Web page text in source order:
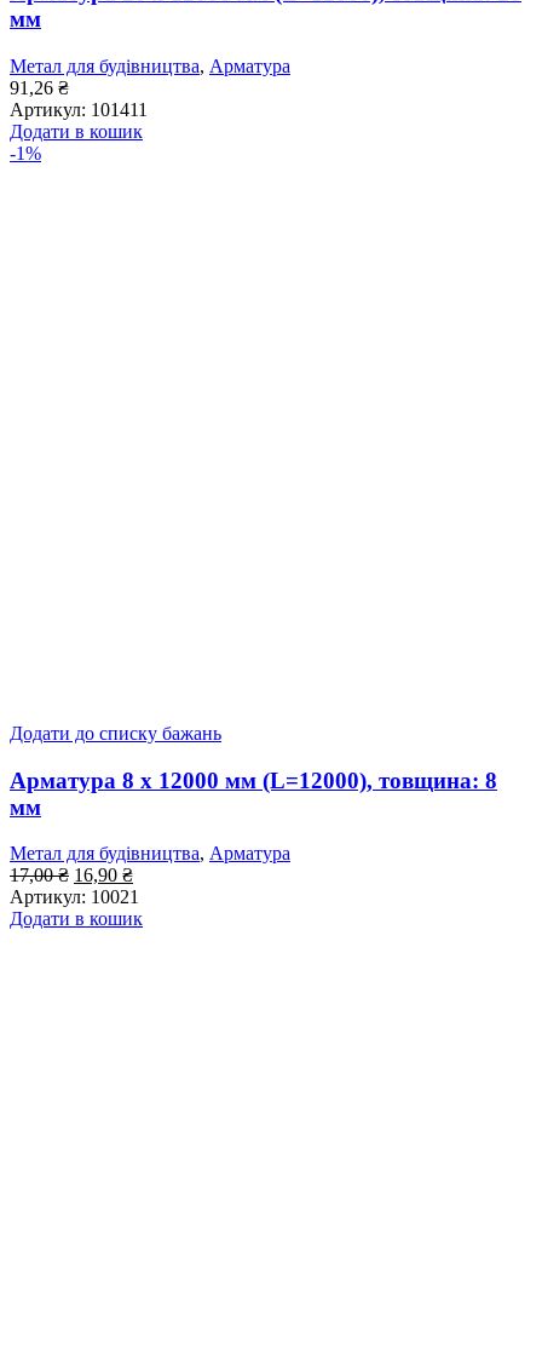
мм
Метал для будівництва, Арматура
91,26 ₴
Артикул: 101411
Додати в кошик
-1%
Додати до списку бажань
Арматура 8 x 12000 мм (L=12000), товщина: 8
мм
Метал для будівництва, Арматура
17,00₴ Оригінальна
ціна:
17,00 ₴.
16,90 ₴Поточна
ціна:
16,90 ₴.
Артикул: 10021
Додати в кошик